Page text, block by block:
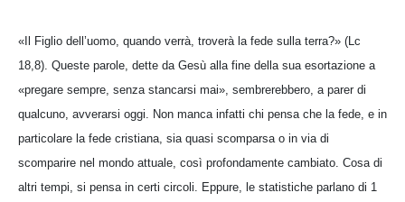
«Il Figlio dell’uomo, quando verrà, troverà la fede sulla terra?» (Lc
18,8). Queste parole, dette da Gesù alla fine della sua esortazione a
«pregare sempre, senza stancarsi mai», sembrerebbero, a parer di
qualcuno, avverarsi oggi. Non manca infatti chi pensa che la fede, e in
particolare la fede cristiana, sia quasi scomparsa o in via di
scomparire nel mondo attuale, così profondamente cambiato. Cosa di
altri tempi, si pensa in certi circoli. Eppure, le statistiche parlano di 1